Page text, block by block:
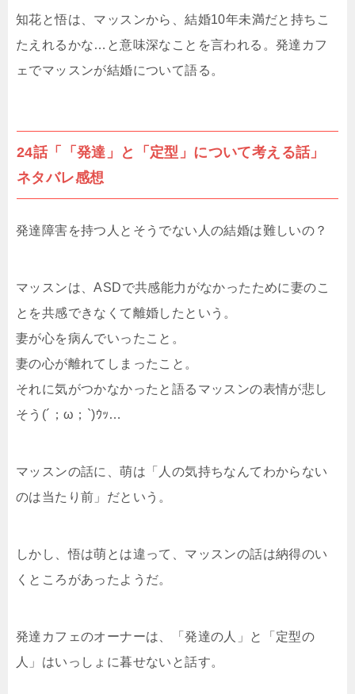
知花と悟は、マッスンから、結婚10年未満だと持ちこ
たえれるかな…と意味深なことを言われる。発達カフ
ェでマッスンが結婚について語る。
24話「「発達」と「定型」について考える話」
ネタバレ感想
発達障害を持つ人とそうでない人の結婚は難しいの？
マッスンは、ASDで共感能力がなかったために妻のこ
とを共感できなくて離婚したという。
妻が心を病んでいったこと。
妻の心が離れてしまったこと。
それに気がつかなかったと語るマッスンの表情が悲し
そう(´；ω；`)ｳｯ…
マッスンの話に、萌は「人の気持ちなんてわからない
のは当たり前」だという。
しかし、悟は萌とは違って、マッスンの話は納得のい
くところがあったようだ。
発達カフェのオーナーは、「発達の人」と「定型の
人」はいっしょに暮せないと話す。